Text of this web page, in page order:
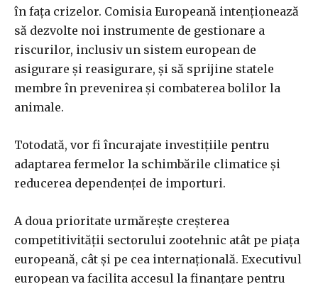
în fața crizelor. Comisia Europeană intenționează
să dezvolte noi instrumente de gestionare a
riscurilor, inclusiv un sistem european de
asigurare și reasigurare, și să sprijine statele
membre în prevenirea și combaterea bolilor la
animale.
Totodată, vor fi încurajate investițiile pentru
adaptarea fermelor la schimbările climatice și
reducerea dependenței de importuri.
A doua prioritate urmărește creșterea
competitivității sectorului zootehnic atât pe piața
europeană, cât și pe cea internațională. Executivul
european va facilita accesul la finanțare pentru